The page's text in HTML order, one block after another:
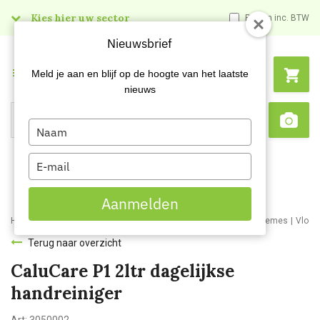
Kies hier uw sector Prijzen inc. BTW
Search
Menu
Home Webshop Schoonmaakartikelen Handzepen en huidcremes
Terug naar overzicht
CaluCare P1 2ltr dagelijkse
handreiniger
Nieuwsbrief
Meld je aan en blijf op de hoogte van het laatste
nieuws
Type
your
name
Type
your
email
Aanmelden